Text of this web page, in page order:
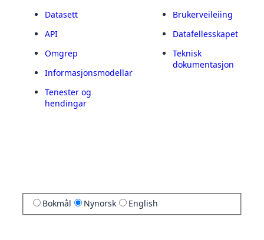
Datasett
API
Omgrep
Informasjonsmodellar
Tenester og
hendingar
Brukerveileiing
Datafellesskapet
Teknisk
dokumentasjon
Bokmål Nynorsk English